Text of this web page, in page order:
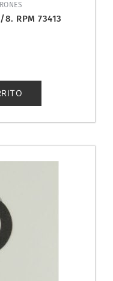
8. RPM 73413